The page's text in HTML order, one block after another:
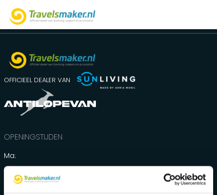
OFFICIEEL DEALER VAN
OPENINGSTIJDEN
Ma:
Gesloten